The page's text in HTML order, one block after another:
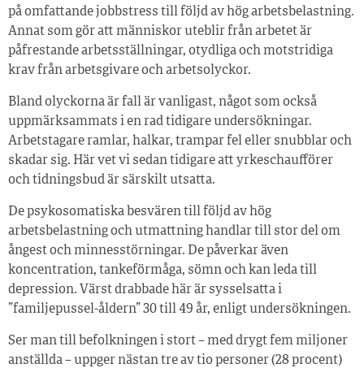
på omfattande jobbstress till följd av hög arbetsbelastning.
Annat som gör att människor uteblir från arbetet är
påfrestande arbetsställningar, otydliga och motstridiga
krav från arbetsgivare och arbetsolyckor.
Bland olyckorna är fall är vanligast, något som också
uppmärksammats i en rad tidigare undersökningar.
Arbetstagare ramlar, halkar, trampar fel eller snubblar och
skadar sig. Här vet vi sedan tidigare att yrkeschaufförer
och tidningsbud är särskilt utsatta.
De psykosomatiska besvären till följd av hög
arbetsbelastning och utmattning handlar till stor del om
ångest och minnesstörningar. De påverkar även
koncentration, tankeförmåga, sömn och kan leda till
depression. Värst drabbade här är sysselsatta i
”familjepussel-åldern” 30 till 49 år, enligt undersökningen.
Ser man till befolkningen i stort – med drygt fem miljoner
anställda – uppger nästan tre av tio personer (28 procent)